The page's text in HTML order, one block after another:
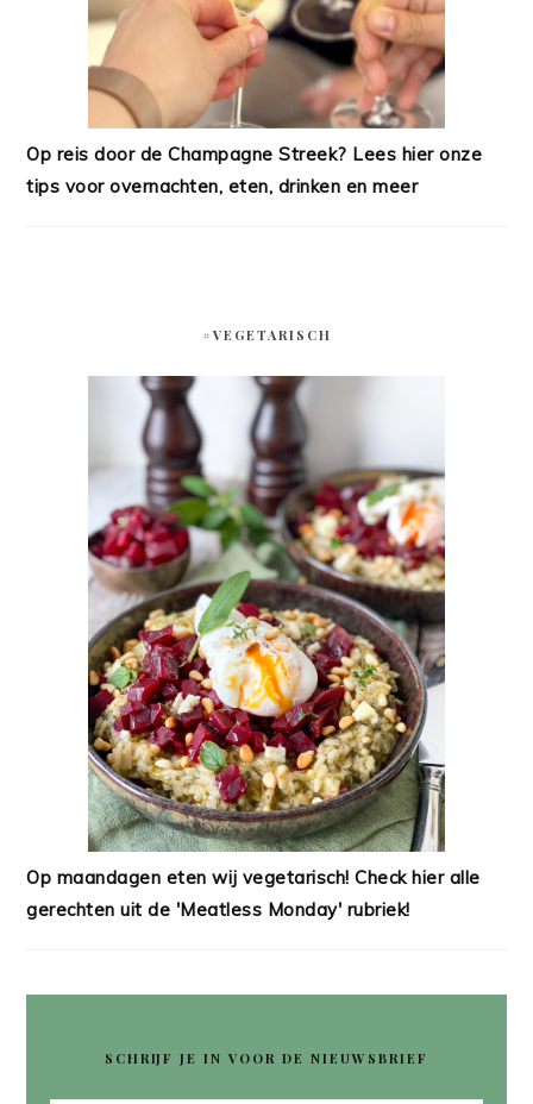
Op reis door de Champagne Streek? Lees hier onze
tips voor overnachten, eten, drinken en meer
#VEGETARISCH
Op maandagen eten wij vegetarisch! Check hier alle
gerechten uit de 'Meatless Monday' rubriek!
SCHRIJF JE IN VOOR DE NIEUWSBRIEF